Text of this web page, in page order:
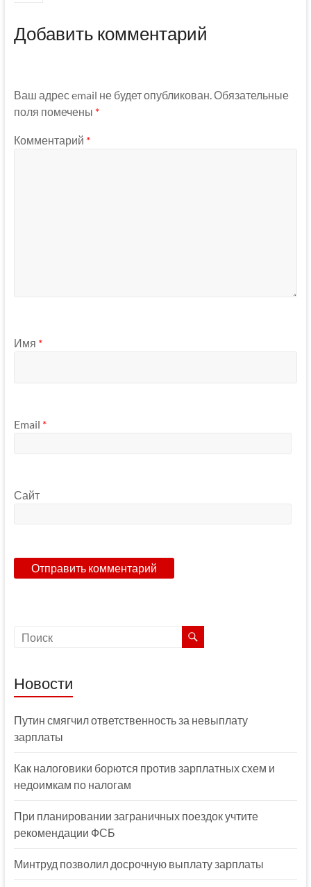
Добавить комментарий
Ваш адрес email не будет опубликован. Обязательные
поля помечены *
Комментарий *
Имя *
Email *
Сайт
Новости
Путин смягчил ответственность за невыплату
зарплаты
Как налоговики борются против зарплатных схем и
недоимкам по налогам
При планировании заграничных поездок учтите
рекомендации ФСБ
Минтруд позволил досрочную выплату зарплаты